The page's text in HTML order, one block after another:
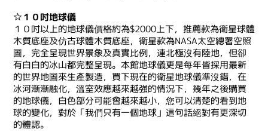
☆１０吋地球儀
１０吋以上的地球儀價格約為$2000上下，推薦款為衛星球體
木質底座及仿古球體木質底座，衛星款為NASA太空總署空照
圖，完全呈現世界景象及真實比例，連北極沒有陸地，但卻
有白白的冰山都完整呈現。本館地球儀更是每年皆採用最新
的世界地圖來生產製造，買下現在的衛星地球儀準沒錯，在
冰河漸漸融化，溫室效應越來越強的情況下，幾年之後購買
的地球儀，白色部分可能會越來越小，您可以清楚的看到地
球的變化，對於「我們只有一個地球」這句話絕對有更深切
的體認。